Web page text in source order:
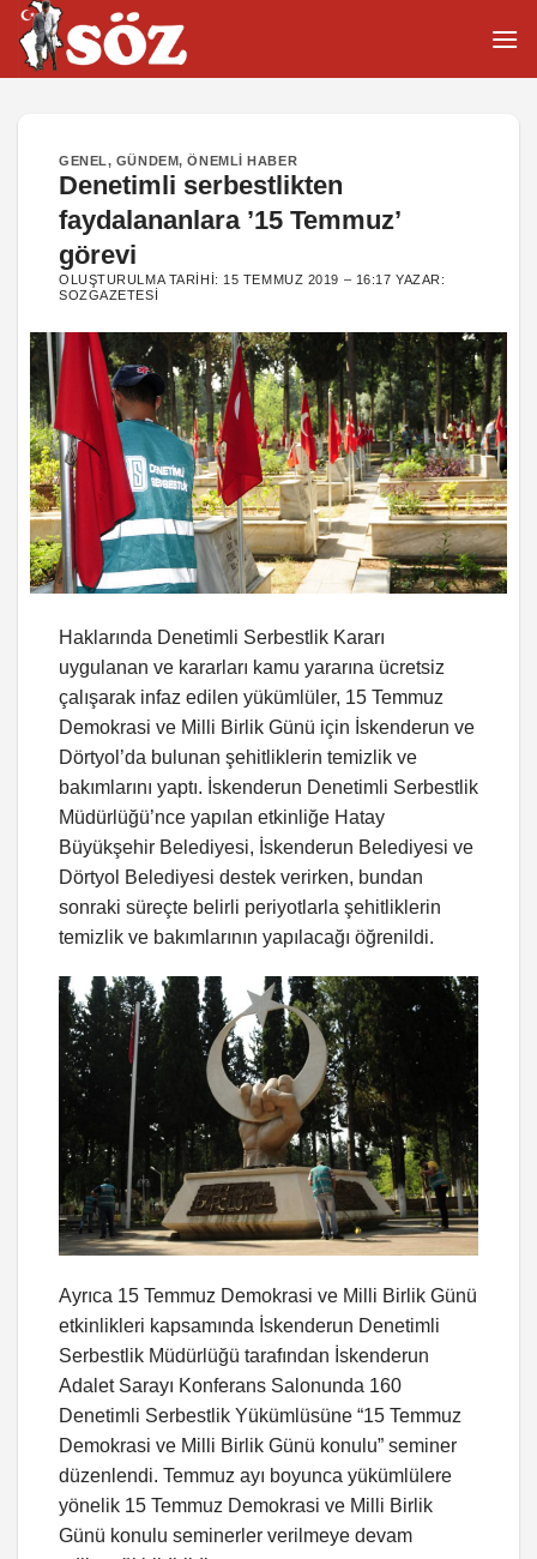
İçeriğe
atla
GENEL, GÜNDEM,ÖNEMLI HABER
Denetimli serbestlikten
faydalananlara ’15 Temmuz’
görevi
OLUŞTURULMA TARIHI: 15 TEMMUZ 2019 – 16:17 YAZAR:
SOZGAZETESI
Haklarında Denetimli Serbestlik Kararı
uygulanan ve kararları kamu yararına ücretsiz
çalışarak infaz edilen yükümlüler, 15 Temmuz
Demokrasi ve Milli Birlik Günü için İskenderun ve
Dörtyol’da bulunan şehitliklerin temizlik ve
bakımlarını yaptı. İskenderun Denetimli Serbestlik
Müdürlüğü’nce yapılan etkinliğe Hatay
Büyükşehir Belediyesi, İskenderun Belediyesi ve
Dörtyol Belediyesi destek verirken, bundan
sonraki süreçte belirli periyotlarla şehitliklerin
temizlik ve bakımlarının yapılacağı öğrenildi.
Ayrıca 15 Temmuz Demokrasi ve Milli Birlik Günü
etkinlikleri kapsamında İskenderun Denetimli
Serbestlik Müdürlüğü tarafından İskenderun
Adalet Sarayı Konferans Salonunda 160
Denetimli Serbestlik Yükümlüsüne “15 Temmuz
Demokrasi ve Milli Birlik Günü konulu” seminer
düzenlendi. Temmuz ayı boyunca yükümlülere
yönelik 15 Temmuz Demokrasi ve Milli Birlik
Günü konulu seminerler verilmeye devam